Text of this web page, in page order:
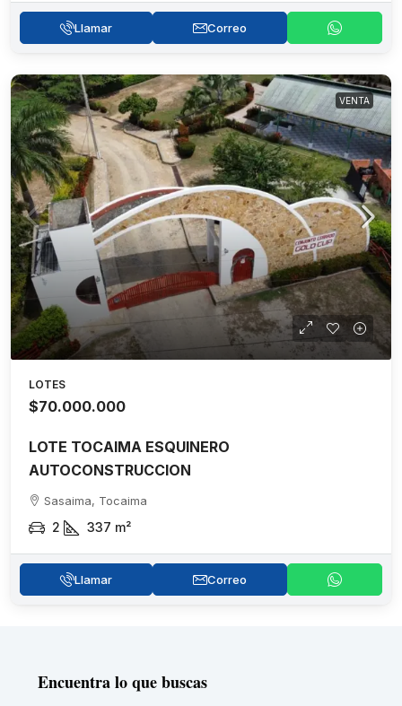
Llamar Correo
VENTA
LOTES
$70.000.000
LOTE TOCAIMA ESQUINERO
AUTOCONSTRUCCION
Sasaima, Tocaima
2 337 m²
Llamar Correo
Encuentra lo que buscas